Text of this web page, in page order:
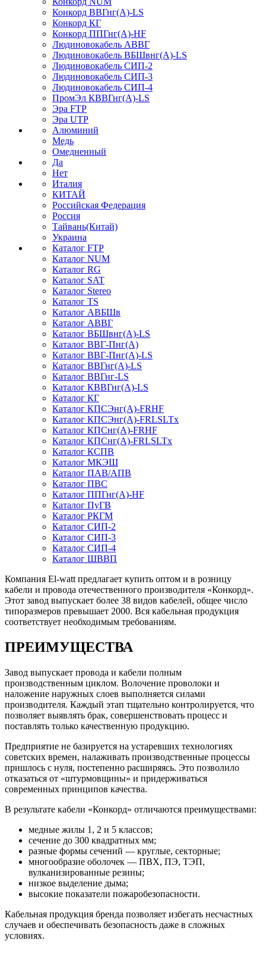
Конкорд ВВГнг(А)-LS
Конкорд КГ
Конкорд ППГнг(А)-HF
Людиновокабель АВВГ
Людиновокабель ВБШвнг(А)-LS
Людиновокабель СИП-2
Людиновокабель СИП-3
Людиновокабель СИП-4
ПромЭл КВВГнг(А)-LS
Эра FTP
Эра UTP
Алюминий
Медь
Омедненный
Да
Нет
Италия
КИТАЙ
Российская Федерация
Россия
Тайвань(Китай)
Украина
Каталог FTP
Каталог NUM
Каталог RG
Каталог SAT
Каталог Stereo
Каталог TS
Каталог АВБШв
Каталог АВВГ
Каталог ВБШвнг(А)-LS
Каталог ВВГ-Пнг(А)
Каталог ВВГ-Пнг(А)-LS
Каталог ВВГнг(А)-LS
Каталог ВВГнг-LS
Каталог КВВГнг(А)-LS
Каталог КГ
Каталог КПСЭнг(А)-FRHF
Каталог КПСЭнг(А)-FRLSLTx
Каталог КПСнг(А)-FRHF
Каталог КПСнг(А)-FRLSLTx
Каталог КСПВ
Каталог МКЭШ
Каталог ПАВ/АПВ
Каталог ПВС
Каталог ППГнг(А)-HF
Каталог ПуГВ
Каталог РКГМ
Каталог СИП-2
Каталог СИП-3
Каталог СИП-4
Каталог ШВВП
Компания El-watt предлагает купить оптом и в розницу
кабели и провода отечественного производителя «Конкорд».
Этот завод выпускает более 38 видов кабелей, общее число
типоразмеров превышает 2000. Вся кабельная продукция
соответствует необходимым требованиям.
ПРЕИМУЩЕСТВА
Завод выпускает провода и кабели полным
производственным циклом. Волочение проволоки и
наложение наружных слоев выполняется силами
производителя. Каждый этап тщательно контролируется, что
позволяет выявлять брак, совершенствовать процесс и
поставлять только качественную продукцию.
Предприятие не базируется на устаревших технологиях
советских времен, налаживать производственные процессы
пришлось с нуля, постепенно расширяясь. Это позволило
отказаться от «штурмовщины» и придерживаться
современных принципов качества.
В результате кабели «Конкорд» отличаются преимуществами:
медные жилы 1, 2 и 5 классов;
сечение до 300 квадратных мм;
разные формы сечений — круглые, секторные;
многообразие оболочек — ПВХ, ПЭ, ТЭП,
вулканизированные резины;
низкое выделение дыма;
высокие показатели пожаробезопасности.
Кабельная продукция бренда позволяет избегать несчастных
случаев и обеспечивать безопасность даже в сложных
условиях.